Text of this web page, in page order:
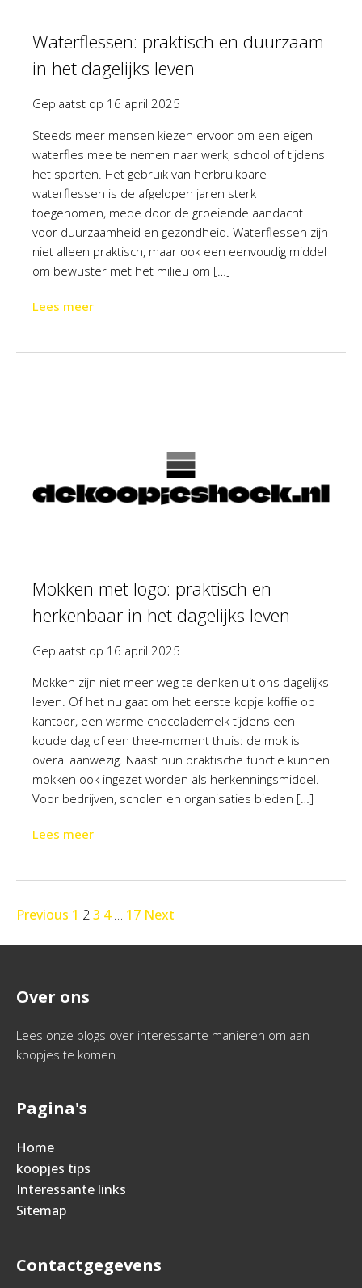
Waterflessen: praktisch en duurzaam
in het dagelijks leven
Geplaatst op 16 april 2025
Steeds meer mensen kiezen ervoor om een eigen
waterfles mee te nemen naar werk, school of tijdens
het sporten. Het gebruik van herbruikbare
waterflessen is de afgelopen jaren sterk
toegenomen, mede door de groeiende aandacht
voor duurzaamheid en gezondheid. Waterflessen zijn
niet alleen praktisch, maar ook een eenvoudig middel
om bewuster met het milieu om […]
Lees meer
Mokken met logo: praktisch en
herkenbaar in het dagelijks leven
Geplaatst op 16 april 2025
Mokken zijn niet meer weg te denken uit ons dagelijks
leven. Of het nu gaat om het eerste kopje koffie op
kantoor, een warme chocolademelk tijdens een
koude dag of een thee-moment thuis: de mok is
overal aanwezig. Naast hun praktische functie kunnen
mokken ook ingezet worden als herkenningsmiddel.
Voor bedrijven, scholen en organisaties bieden […]
Lees meer
Previous 1 23 4 … 17 Next
Over ons
Lees onze blogs over interessante manieren om aan
koopjes te komen.
Pagina's
Home
koopjes tips
Interessante links
Sitemap
Contactgegevens